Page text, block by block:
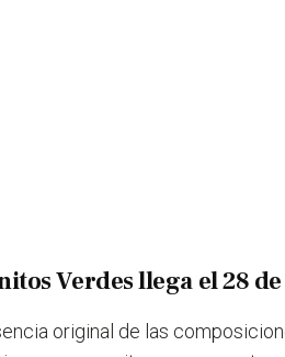
Verdes llega el 28
original de las